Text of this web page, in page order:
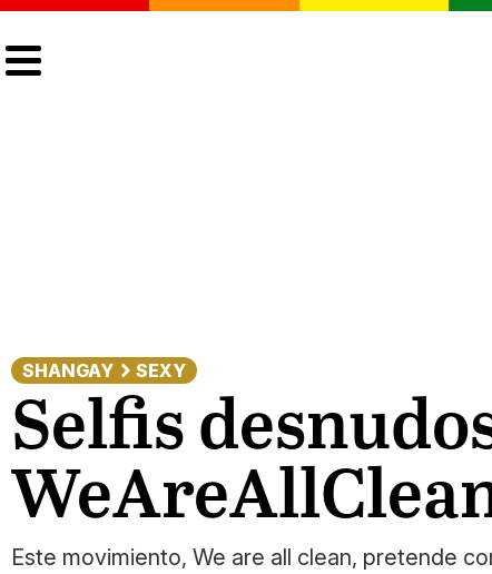
SHANGAY SEXY
Selfis
Este movimiento, We are all clean, pretende